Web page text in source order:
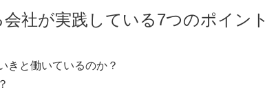
社が実践している7つのポイント
きと働いているのか？